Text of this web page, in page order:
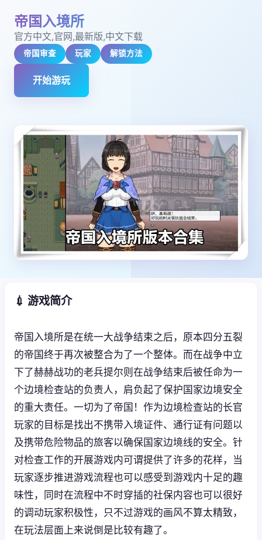
帝国入境所
官方中文,官网,最新版,中文下载
帝国审查 玩家 解锁方法
开始游玩
💉 游戏简介
帝国入境所是在统一大战争结束之后，原本四分五裂
的帝国终于再次被整合为了一个整体。而在战争中立
下了赫赫战功的老兵提尔则在战争结束后被任命为一
个边境检查站的负责人，肩负起了保护国家边境安全
的重大责任。一切为了帝国！作为边境检查站的长官
玩家的目标是找出不携带入境证件、通行证有问题以
及携带危险物品的旅客以确保国家边境线的安全。针
对检查工作的开展游戏内可谓提供了许多的花样，当
玩家逐步推进游戏流程也可以感受到游戏内十足的趣
味性，同时在流程中不时穿插的社保内容也可以很好
的调动玩家积极性，只不过游戏的画风不算太精致，
在玩法层面上来说倒是比较有趣了。